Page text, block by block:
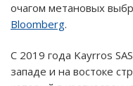
очагом метановых
Bloomberg.
С 2019 года Kayrros
западе и на востоке